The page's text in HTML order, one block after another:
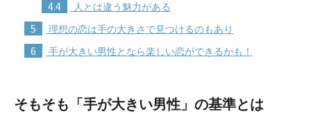
4.4 人とは違う魅力がある
5 理想の恋は手の大きさで見つけるのもあり
6 手が大きい男性となら楽しい恋ができるかも！
そもそも「手が大きい男性」の基準とは